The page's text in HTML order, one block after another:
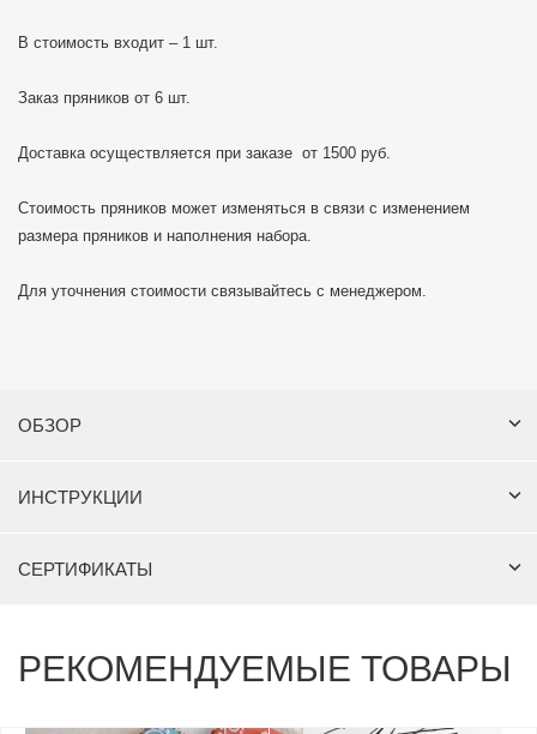
В стоимость входит – 1 шт.
Заказ пряников от 6 шт.
Доставка осуществляется при заказе от 1500 руб.
Стоимость пряников может изменяться в связи с изменением
размера пряников и наполнения набора.
Для уточнения стоимости связывайтесь с менеджером.
ОБЗОР
ИНСТРУКЦИИ
СЕРТИФИКАТЫ
РЕКОМЕНДУЕМЫЕ ТОВАРЫ